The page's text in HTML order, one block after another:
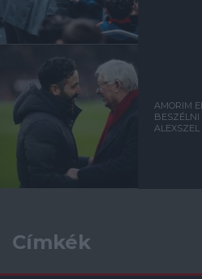
AMORIM
BESZÉLNI
ALEXSZEL
Címkék